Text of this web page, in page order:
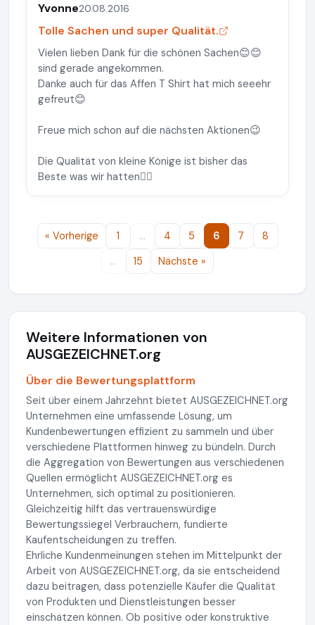
Yvonne20.08.2016
Tolle Sachen und super Qualität.
Vielen lieben Dank für die schönen Sachen😊😊
sind gerade angekommen.
Danke auch für das Affen T Shirt hat mich seeehr
gefreut😊
Freue mich schon auf die nächsten Aktionen😉
Die Qualität von kleine Könige ist bisher das
Beste was wir hatten👍🏻
« Vorherige 1 … 4 5 6 7
8
…
15 Nächste »
Weitere Informationen von
AUSGEZEICHNET.org
Über die Bewertungsplattform
Seit über einem Jahrzehnt bietet AUSGEZEICHNET.org
Unternehmen eine umfassende Lösung, um
Kundenbewertungen effizient zu sammeln und über
verschiedene Plattformen hinweg zu bündeln. Durch
die Aggregation von Bewertungen aus verschiedenen
Quellen ermöglicht AUSGEZEICHNET.org es
Unternehmen, sich optimal zu positionieren.
Gleichzeitig hilft das vertrauenswürdige
Bewertungssiegel Verbrauchern, fundierte
Kaufentscheidungen zu treffen.
Ehrliche Kundenmeinungen stehen im Mittelpunkt der
Arbeit von AUSGEZEICHNET.org, da sie entscheidend
dazu beitragen, dass potenzielle Käufer die Qualität
von Produkten und Dienstleistungen besser
einschätzen können. Ob positive oder konstruktive